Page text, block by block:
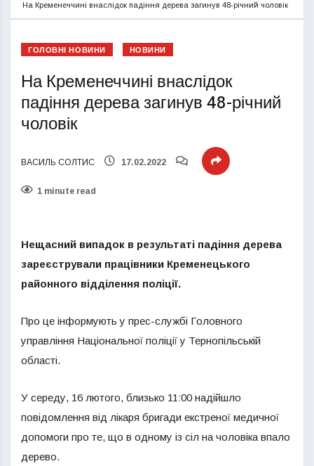
На Кременеччині внаслідок падіння дерева загинув 48-річний чоловік
ГОЛОВНІ НОВИНИ НОВИНИ
На Кременеччині внаслідок
падіння дерева загинув 48-річний
чоловік
ВАСИЛЬ СОЛТИС 17.02.2022
1 minute read
Нещасний випадок в результаті падіння дерева
зареєстрували працівники Кременецького
районного відділення поліції.
Про це інформують у прес-службі Головного
управління Національної поліції у Тернопільській
області.
У середу, 16 лютого, близько 11:00 надійшло
повідомлення від лікаря бригади екстреної медичної
допомоги про те, що в одному із сіл на чоловіка впало
дерево.